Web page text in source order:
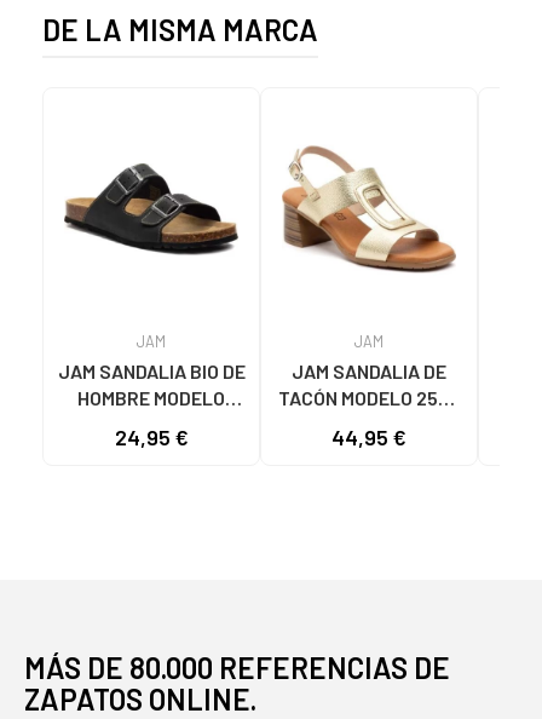
DE LA MISMA MARCA
JAM
JAM SANDALIA BIO DE
HOMBRE MODELO
HEBILLAS NEGRO
24,95 €
JAM
JAM SANDALIA DE
TACÓN MODELO 2556
PLATINO PLATEADO
44,95 €
MÁS DE 80.000 REFERENCIAS DE
ZAPATOS ONLINE.